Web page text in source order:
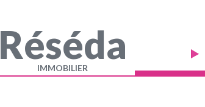
Réséda
IMMOBILIER
Navigation
principale